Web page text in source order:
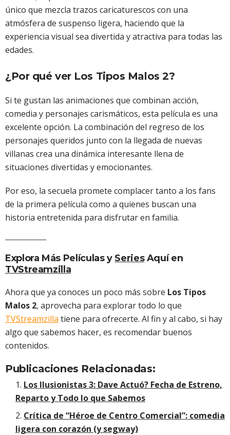
único que mezcla trazos caricaturescos con una
atmósfera de suspenso ligera, haciendo que la
experiencia visual sea divertida y atractiva para todas las
edades.
¿Por qué ver Los Tipos Malos 2?
Si te gustan las animaciones que combinan acción,
comedia y personajes carismáticos, esta película es una
excelente opción. La combinación del regreso de los
personajes queridos junto con la llegada de nuevas
villanas crea una dinámica interesante llena de
situaciones divertidas y emocionantes.
Por eso, la secuela promete complacer tanto a los fans
de la primera película como a quienes buscan una
historia entretenida para disfrutar en familia.
Explora Más Películas y SeriesAquí en
TVStreamzilla
Ahora que ya conoces un poco más sobre Los Tipos
Malos 2, aprovecha para explorar todo lo que
TVStreamzilla tiene para ofrecerte. Al fin y al cabo, si hay
algo que sabemos hacer, es recomendar buenos
contenidos.
Publicaciones Relacionadas:
Los Ilusionistas 3: Dave Actuó? Fecha de Estreno,
Reparto y Todo lo que Sabemos
Crítica de “Héroe de Centro Comercial”: comedia
ligera con corazón (y segway)